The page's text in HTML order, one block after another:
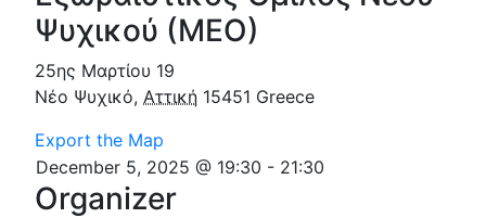
Ψυχικού (ΜΕΟ)
25ης Μαρτίου 19
Νέο Ψυχικό, Αττική 15451 Greece
Export the Map
December 5, 2025 @ 19:30 - 21:30
Organizer